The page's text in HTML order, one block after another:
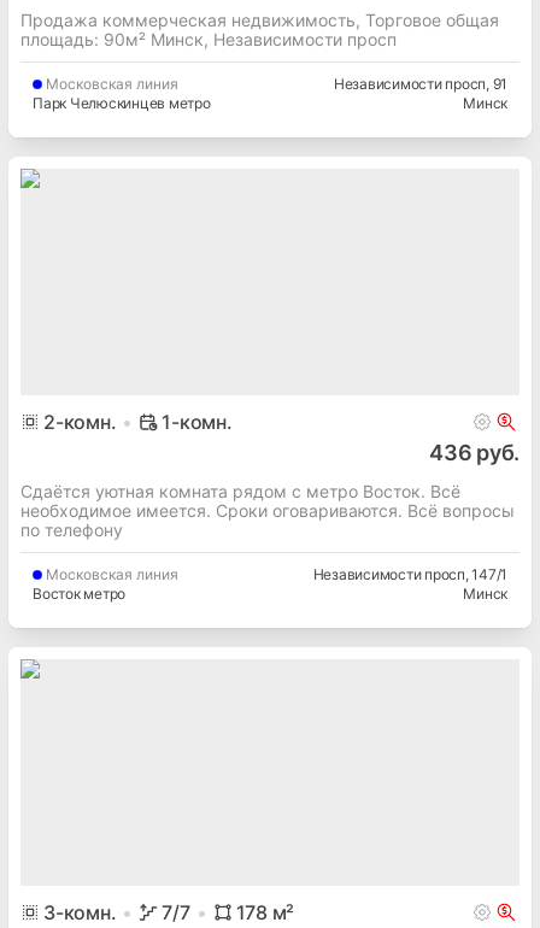
Продажа коммерческая недвижимость, Торговое общая
площадь: 90м² Минск, Независимости просп
Московская линия
Парк Челюскинцев метро
Независимости просп, 91
Минск
2-комн. 1-комн.
436 руб.
Сдаётся уютная комната рядом с метро Восток. Всё
необходимое имеется. Сроки оговариваются. Всё вопросы
по телефону
Московская линия
Восток метро
Независимости просп, 147/1
Минск
3-комн. 7/7 178 м²